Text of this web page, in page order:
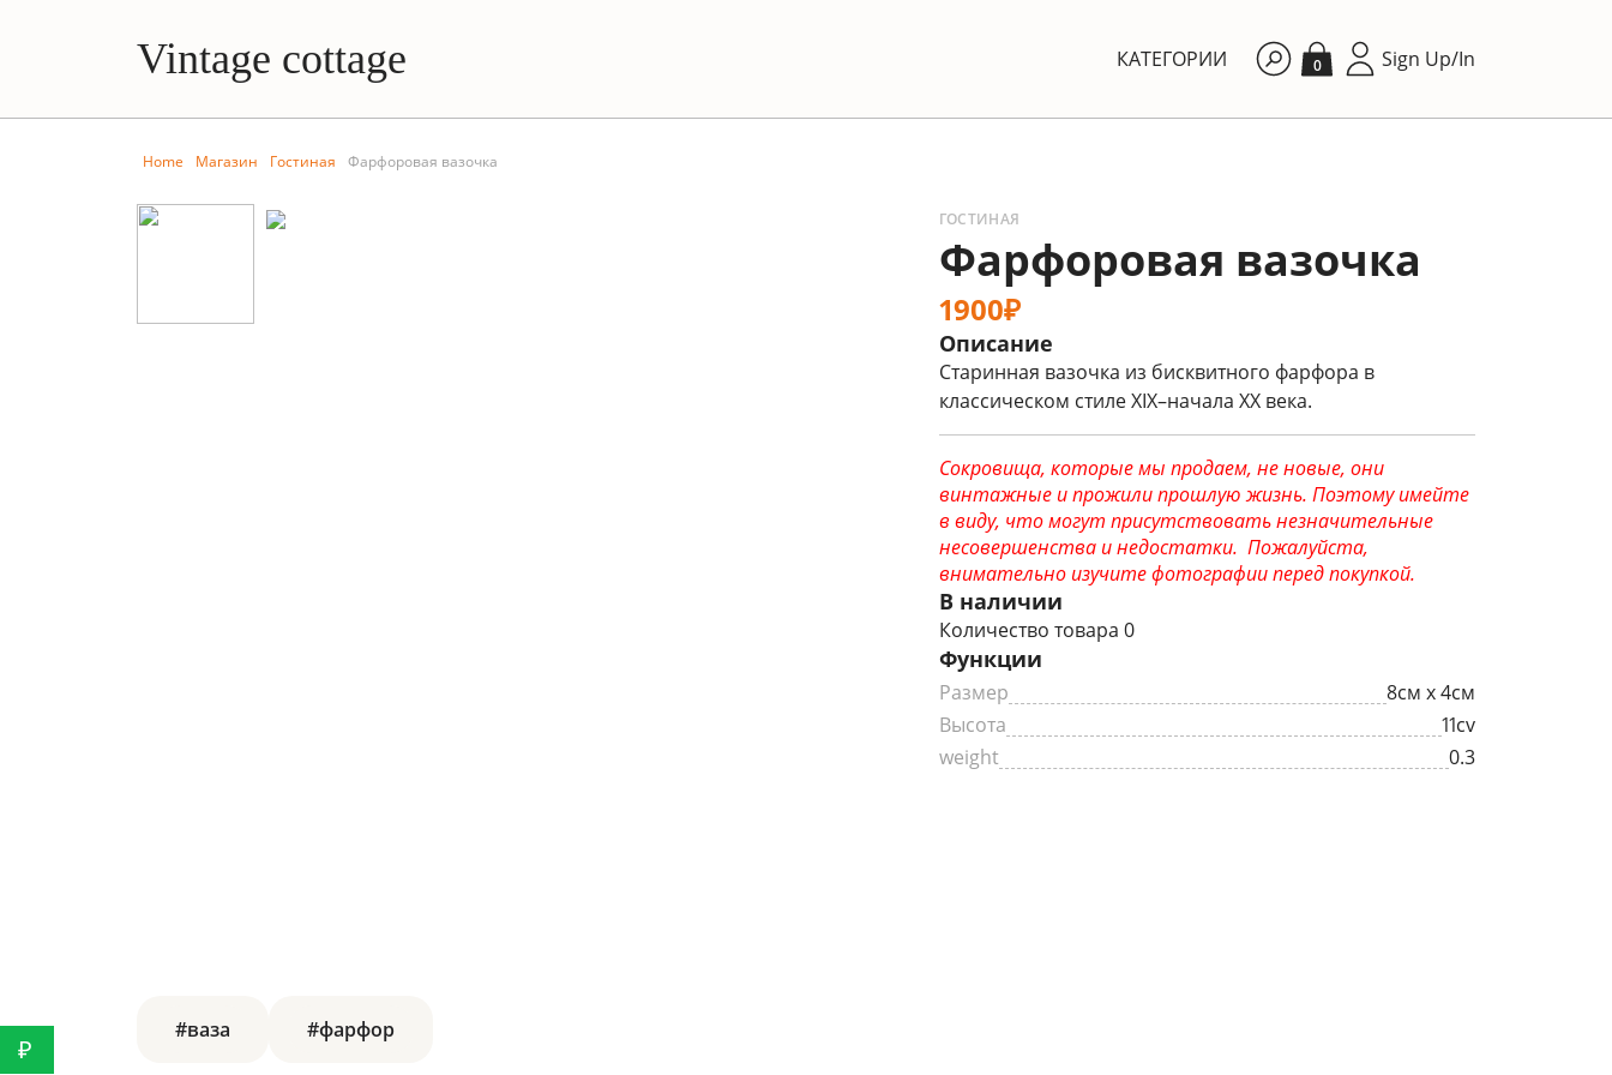
Vintage cottage КАТЕГОРИИ 0 Sign Up/In
Home Магазин Гостиная Фарфоровая вазочка
#ваза #фарфор
ГОСТИНАЯ
Фарфоровая вазочка
1900₽
Описание
Старинная вазочка из бисквитного фарфора в
классическом стиле XIX–начала XX века.
Сокровища, которые мы продаем, не новые, они
винтажные и прожили прошлую жизнь. Поэтому имейте
в виду, что могут присутствовать незначительные
несовершенства и недостатки. Пожалуйста,
внимательно изучите фотографии перед покупкой.
В наличии
Количество товара 0
Функции
Размер
8см х 4см
Высота
11cv
weight
0.3
₽